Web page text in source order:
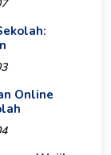
Online